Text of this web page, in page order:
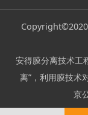
Copyright©2020
安得膜分离技术工
离”，利用膜技术
京